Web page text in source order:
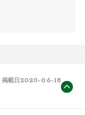
掲載日 2020-06-18